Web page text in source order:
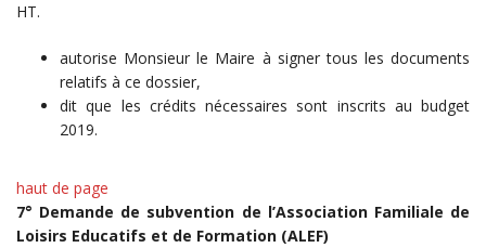
HT.
autorise Monsieur le Maire à signer tous les documents
relatifs à ce dossier,
dit que les crédits nécessaires sont inscrits au budget
2019.
haut de page
7° Demande de subvention de l’Association Familiale de
Loisirs Educatifs et de Formation (ALEF)